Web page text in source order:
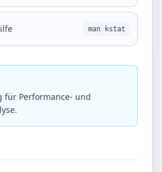
man kstat
für Performance- und